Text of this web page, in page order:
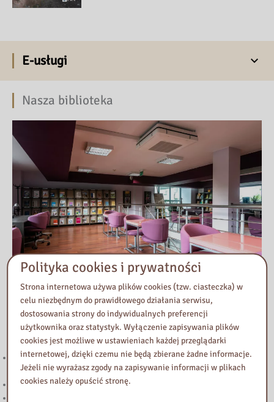
E-usługi
Nasza biblioteka
Przeczytaj
221. Kierunek STEAM: rozwój strefy multimedialnej w Bibliotece
Pedagogicznej w Żyrardowie
Powstanie Warszawskie 1944
Polityka cookies i prywatności
Strona internetowa używa plików cookies (tzw. ciasteczka) w
celu niezbędnym do prawidłowego działania serwisu,
dostosowania strony do indywidualnych preferencji
użytkownika oraz statystyk. Wyłączenie zapisywania plików
cookies jest możliwe w ustawieniach każdej przeglądarki
internetowej, dzięki czemu nie będą zbierane żadne informacje.
Jeżeli nie wyrażasz zgody na zapisywanie informacji w plikach
cookies należy opuścić stronę.